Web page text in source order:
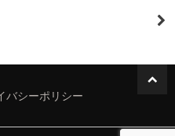
バシーポリシー